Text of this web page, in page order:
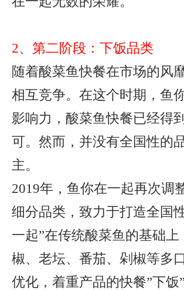
2、第二阶段：下饭品类
随着酸菜鱼快餐在市场的风
相互竞争。在这个时期，鱼
影响力，酸菜鱼快餐已经得
可。然而，并没有全国性的
主。
2019年，鱼你在一起再次调
细分品类，致力于打造全国
一起”在传统酸菜鱼的基础
椒、老坛、番茄、剁椒等多
优化，着重产品的快餐”下